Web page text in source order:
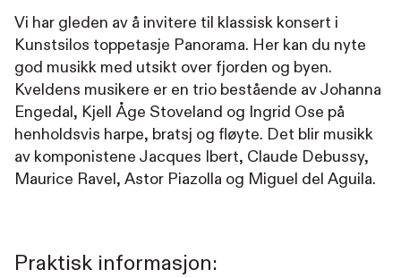
Vi har gleden av å invitere til klassisk konsert i
Kunstsilos toppetasje Panorama. Her kan du nyte
god musikk med utsikt over fjorden og byen.
Kveldens musikere er en trio bestående av Johanna
Engedal, Kjell Åge Stoveland og Ingrid Ose på
henholdsvis harpe, bratsj og fløyte. Det blir musikk
av komponistene Jacques Ibert, Claude Debussy,
Maurice Ravel, Astor Piazolla og Miguel del Aguila.
Praktisk informasjon: